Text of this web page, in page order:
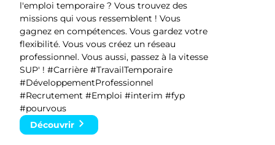
l'emploi temporaire ? Vous trouvez des
missions qui vous ressemblent ! Vous
gagnez en compétences. Vous gardez votre
flexibilité. Vous vous créez un réseau
professionnel. Vous aussi, passez à la vitesse
SUP' ! #Carrière #TravailTemporaire
#DéveloppementProfessionnel
#Recrutement #Emploi #interim #fyp
#pourvous
Découvrir